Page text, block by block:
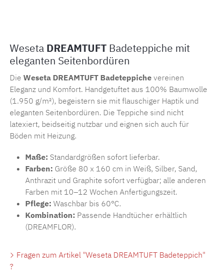
Weseta DREAMTUFT Badeteppiche mit
eleganten Seitenbordüren
Die Weseta DREAMTUFT Badeteppiche vereinen
Eleganz und Komfort. Handgetuftet aus 100% Baumwolle
(1.950 g/m²), begeistern sie mit flauschiger Haptik und
eleganten Seitenbordüren. Die Teppiche sind nicht
latexiert, beidseitig nutzbar und eignen sich auch für
Böden mit Heizung.
Maße: Standardgrößen sofort lieferbar.
Farben: Größe 80 x 160 cm in Weiß, Silber, Sand,
Anthrazit und Graphite sofort verfügbar; alle anderen
Farben mit 10–12 Wochen Anfertigungszeit.
Pflege: Waschbar bis 60°C.
Kombination: Passende Handtücher erhältlich
(DREAMFLOR).
Fragen zum Artikel "Weseta DREAMTUFT Badeteppich"
?